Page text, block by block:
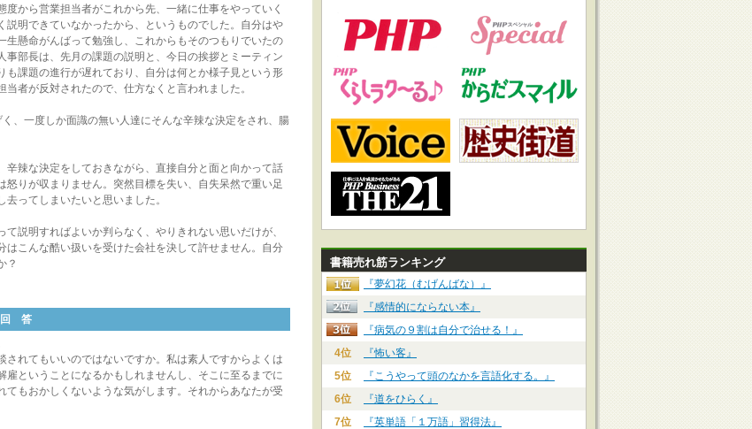
から営業担当者がこれから先、一緒に仕事をやっていく
明できていなかったから、というものでした。自分はや
懸命がんばって勉強し、これからもそのつもりでいたの
部長は、先月の課題の説明と、今日の挨拶とミーティン
課題の進行が遅れており、自分は何とか様子見という形
者が反対されたので、仕方なくと言われました。
、一度しか面識の無い人達にそんな辛辣な決定をされ、腸
辣な決定をしておきながら、直接自分と面と向かって話
りが収まりません。突然目標を失い、自失呆然で重い足
ってしまいたいと思いました。
説明すればよいか判らなく、やりきれない思いだけが、
こんな酷い扱いを受けた会社を決して許せません。自分
？
回 答
れてもいいのではないですか。私は素人ですからよくは
ということになるかもしれませんし、そこに至るまでに
もおかしくないような気がします。それからあなたが受
書籍売れ筋ランキング
『夢幻花（むげんばな）』
『感情的にならない本』
『病気の９割は自分で治せる！』
4位
『怖い客』
5位
『こうやって頭のなかを言語化する。』
6位
『道をひらく』
7位
『英単語「１万語」習得法』